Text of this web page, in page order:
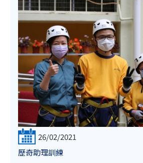
26/02/2021
歷奇助理訓練